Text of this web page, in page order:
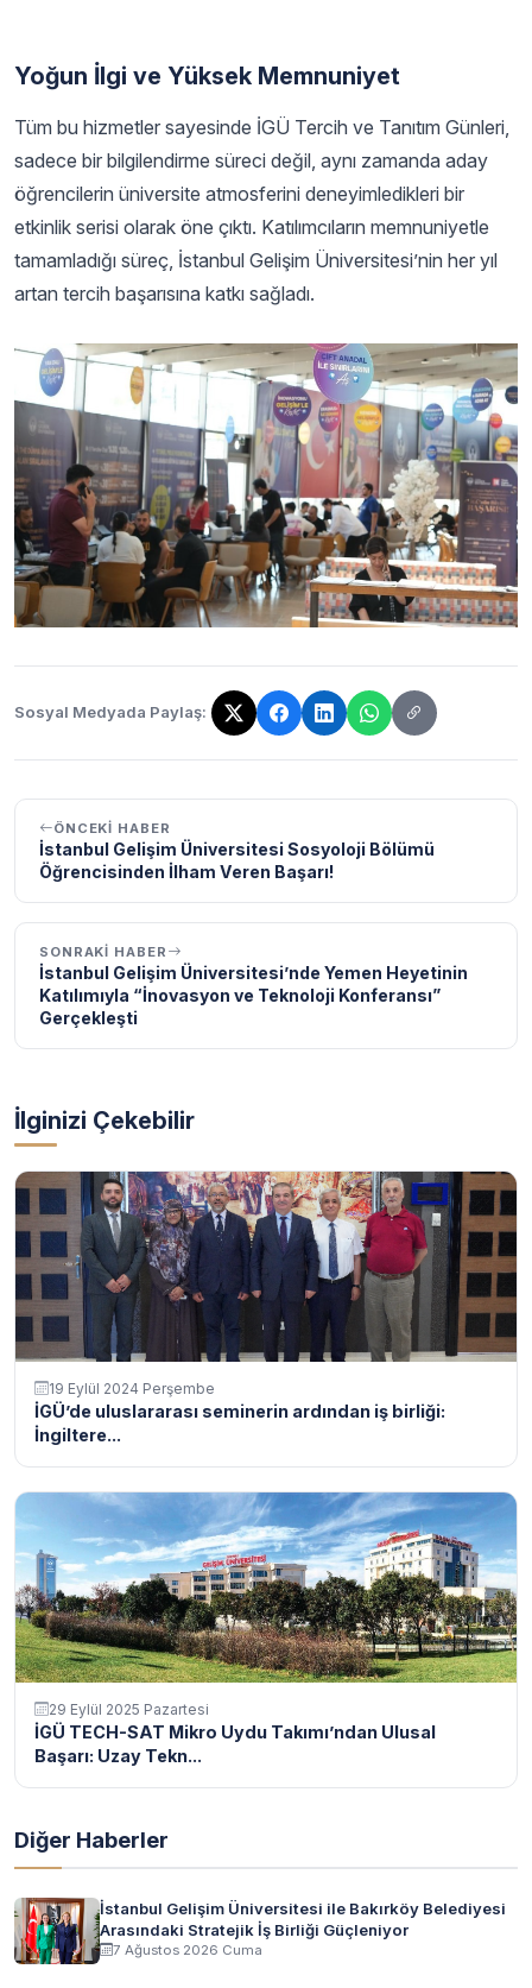
Yoğun İlgi ve Yüksek Memnuniyet
Tüm bu hizmetler sayesinde İGÜ Tercih ve Tanıtım Günleri,
sadece bir bilgilendirme süreci değil, aynı zamanda aday
öğrencilerin üniversite atmosferini deneyimledikleri bir
etkinlik serisi olarak öne çıktı. Katılımcıların memnuniyetle
tamamladığı süreç, İstanbul Gelişim Üniversitesi’nin her yıl
artan tercih başarısına katkı sağladı.
Sosyal Medyada Paylaş:
Bağlantı kopyalandı!
ÖNCEKI HABER
İstanbul Gelişim Üniversitesi Sosyoloji Bölümü
Öğrencisinden İlham Veren Başarı!
SONRAKI HABER
İstanbul Gelişim Üniversitesi’nde Yemen Heyetinin
Katılımıyla “İnovasyon ve Teknoloji Konferansı”
Gerçekleşti
İlginizi Çekebilir
19 Eylül 2024 Perşembe
İGÜ’de uluslararası seminerin ardından iş birliği:
İngiltere...
29 Eylül 2025 Pazartesi
İGÜ TECH-SAT Mikro Uydu Takımı’ndan Ulusal
Başarı: Uzay Tekn...
Diğer Haberler
İstanbul Gelişim Üniversitesi ile Bakırköy Belediyesi
Arasındaki Stratejik İş Birliği Güçleniyor
7 Ağustos 2026 Cuma